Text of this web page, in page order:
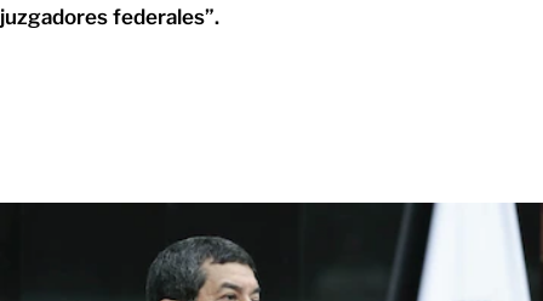
juzgadores federales”.